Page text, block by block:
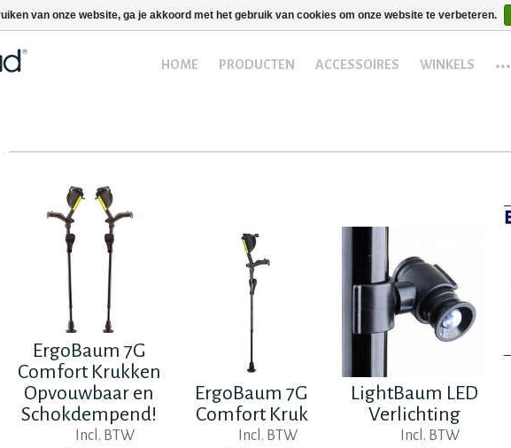
HOME PRODUCTEN ACCESSOIRES WINKELS ...
ErgoBaum 7G
Comfort Krukken
Opvouwbaar en
Schokdempend!
Incl. BTW
ErgoBaum 7G
Comfort Kruk
Incl. BTW
LightBaum LED
Verlichting
Incl. BTW
van onze website, ga je akkoord met het gebruik van cookies om onze website te verbeteren.